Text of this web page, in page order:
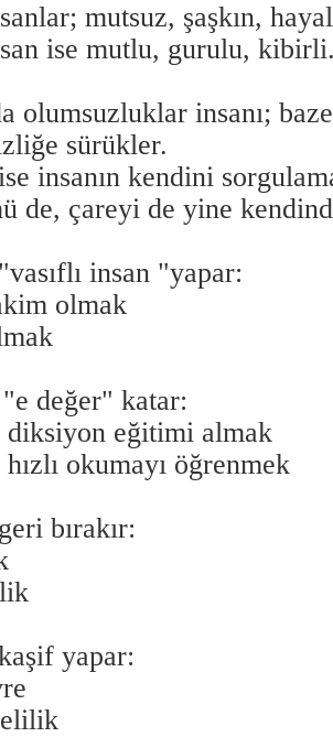
mutsuz, şaşkın, hayal
ise mutlu, gurulu,
olumsuzluklar insanı;
sürükler.
insanın kendini
de, çareyi de yine
insan "yapar:
olmak
değer" katar:
diksiyon eğitimi almak
okumayı öğrenmek
bırakır:
yapar: